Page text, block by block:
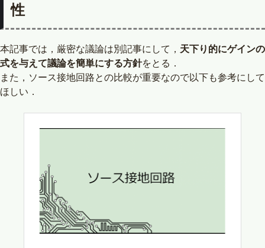
性
本記事では，厳密な議論は別記事にして， 天下り的にゲインの
式を与えて議論を簡単にする方針をとる．
また，ソース接地回路との比較が重要なので以下も参考にして
ほしい．